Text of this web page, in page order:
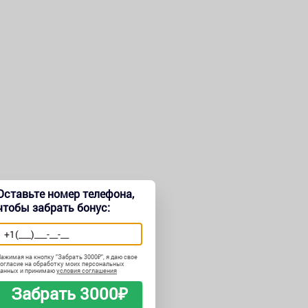
номер телефона,
забрать бонус:
на кнопку "Забрать 3000₽", я даю свое
на обработку моих персональных
и принимаюусловия соглашения
Забрать 3000₽